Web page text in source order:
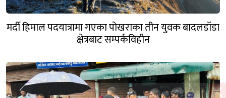
मर्दी हिमाल पदयात्रामा गएका पोखराका तीन युवक बादलडाँडा
क्षेत्रबाट सम्पर्कविहीन